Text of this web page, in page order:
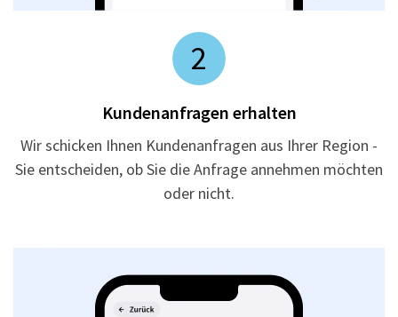
2
Kundenanfragen erhalten
Wir schicken Ihnen Kundenanfragen aus Ihrer Region -
Sie entscheiden, ob Sie die Anfrage annehmen möchten
oder nicht.